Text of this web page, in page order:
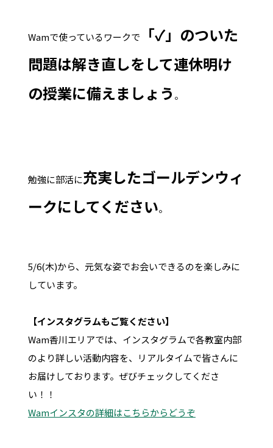
Wamで使っているワークで
「✓」のついた
問題は解き直しをして連休明け
の授業に備えましょう 。
勉強に部活に充実したゴールデンウィ
ークにしてください。
5/6(木)から、元気な姿でお会いできるのを楽しみに
しています。
【インスタグラムもご覧ください】
Wam香川エリアでは、インスタグラムで各教室内部
のより詳しい活動内容を、リアルタイムで皆さんに
お届けしております。ぜびチェックしてくださ
い！！
Wamインスタの詳細はこちらからどうぞ